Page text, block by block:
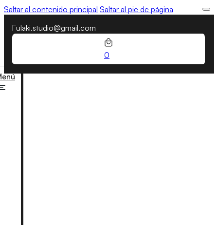
Saltar al contenido principal Saltar al pie de página
Fulaki.studio@gmail.com
0